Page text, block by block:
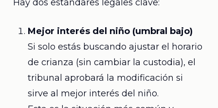
Hay dos estándares legales clave:
Mejor interés del niño (umbral bajo)
Si solo estás buscando ajustar el horario
de crianza (sin cambiar la custodia), el
tribunal aprobará la modificación si
sirve al mejor interés del niño.